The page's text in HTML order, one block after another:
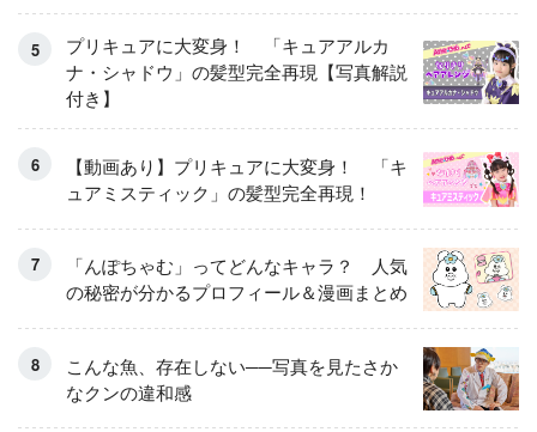
プリキュアに大変身！ 「キュアアルカ
ナ・シャドウ」の髪型完全再現【写真解説
付き】
【動画あり】プリキュアに大変身！ 「キ
ュアミスティック」の髪型完全再現！
「んぽちゃむ」ってどんなキャラ？ 人気
の秘密が分かるプロフィール＆漫画まとめ
こんな魚、存在しない──写真を見たさか
なクンの違和感